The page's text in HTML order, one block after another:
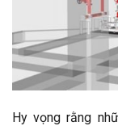
Hy vọng rằng